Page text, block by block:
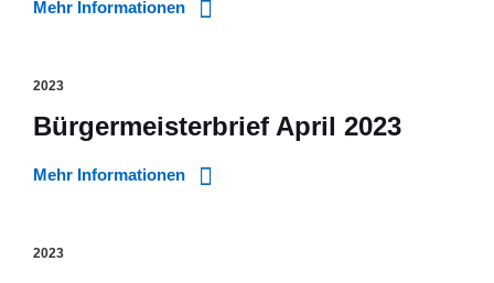
Mehr Informationen
2023
Bürgermeisterbrief April 2023
Mehr Informationen
2023